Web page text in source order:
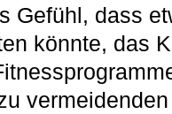
Gefühl, dass
könnte, das